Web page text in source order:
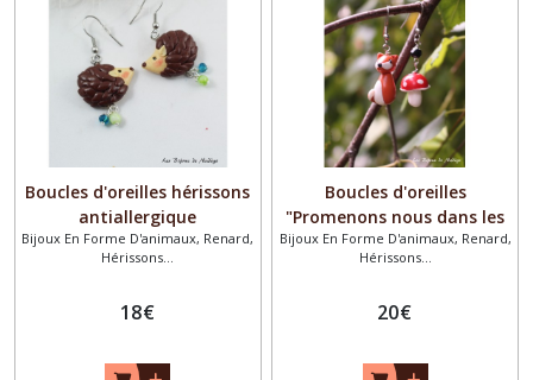
Boucles d'oreilles hérissons
antiallergique
Bijoux En Forme D'animaux, Renard,
Hérissons...
18€
Boucles d'oreilles
"Promenons nous dans les
bois"
Bijoux En Forme D'animaux, Renard,
Hérissons...
20€